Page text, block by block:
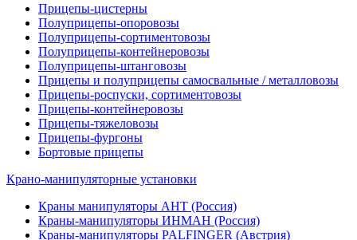
Прицепы-цистерны
Полуприцепы-опоровозы
Полуприцепы-сортиментовозы
Полуприцепы-контейнеровозы
Полуприцепы-штанговозы
Прицепы и полуприцепы самосвальные / металловозы
Прицепы-роспуски, сортиментовозы
Прицепы-контейнеровозы
Прицепы-тяжеловозы
Прицепы-фургоны
Бортовые прицепы
Крано-манипуляторные установки
Краны манипуляторы АНТ (Россия)
Краны-манипуляторы ИНМАН (Россия)
Краны-манипуляторы PALFINGER (Австрия)